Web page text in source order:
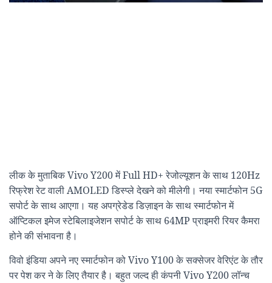
लीक के मुताबिक Vivo Y200 में Full HD+ रेजोल्यूशन के साथ 120Hz
रिफ्रेश रेट वाली AMOLED डिस्प्ले देखने को मीलेगी। नया स्मार्टफोन 5G
सपोर्ट के साथ आएगा। यह अपग्रेडेड डिज़ाइन के साथ स्मार्टफोन में
ऑप्टिकल इमेज स्टेबिलाइजेशन सपोर्ट के साथ 64MP प्राइमरी रियर कैमरा
होने की संभावना है।
विवो इंडिया अपने नए स्मार्टफोन को Vivo Y100 के सक्सेजर वेरिएंट के तौर
पर पेश कर ने के लिए तैयार है। बहुत जल्द ही कंपनी Vivo Y200 लॉन्च